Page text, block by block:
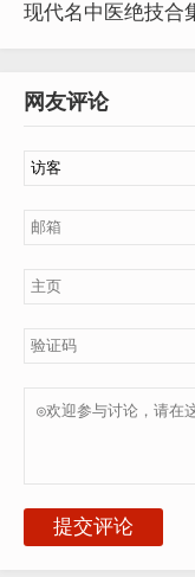
现代名中医绝技合
网友评论
提交评论